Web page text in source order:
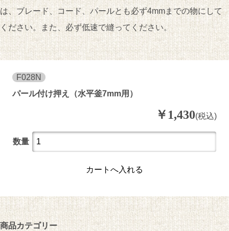
は、ブレード、コード、パールとも必ず4mmまでの物にして
ください。また、必ず低速で縫ってください。
F028N
パール付け押え（水平釜7mm用）
￥ 1,430(税込)
数量
カートへ入れる
商品カテゴリー